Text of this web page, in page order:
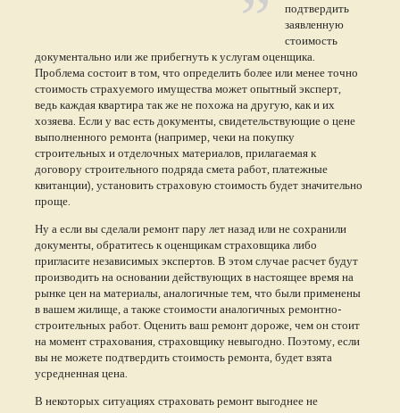
подтвердить
заявленную
стоимость
документально или же прибегнуть к услугам оценщика.
Проблема состоит в том, что определить более или менее точно
стоимость страхуемого имущества может опытный эксперт,
ведь каждая квартира так же не похожа на другую, как и их
хозяева. Если у вас есть документы, свидетельствующие о цене
выполненного ремонта (например, чеки на покупку
строительных и отделочных материалов, прилагаемая к
договору строительного подряда смета работ, платежные
квитанции), установить страховую стоимость будет значительно
проще.
Ну а если вы сделали ремонт пару лет назад или не сохранили
документы, обратитесь к оценщикам страховщика либо
пригласите независимых экспертов. В этом случае расчет будут
производить на основании действующих в настоящее время на
рынке цен на материалы, аналогичные тем, что были применены
в вашем жилище, а также стоимости аналогичных ремонтно-
строительных работ. Оценить ваш ремонт дороже, чем он стоит
на момент страхования, страховщику невыгодно. Поэтому, если
вы не можете подтвердить стоимость ремонта, будет взята
усредненная цена.
В некоторых ситуациях страховать ремонт выгоднее не